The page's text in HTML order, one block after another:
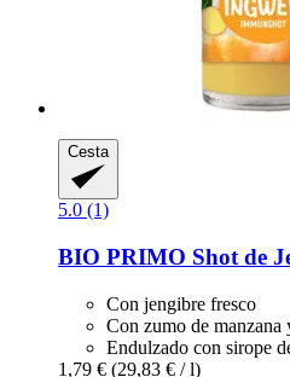
Cesta
5.0 (1)
BIO PRIMO Shot de
Con jengibre fresco
Con zumo de manzana
Endulzado con sirope
1,79 € (29,83 € / l)